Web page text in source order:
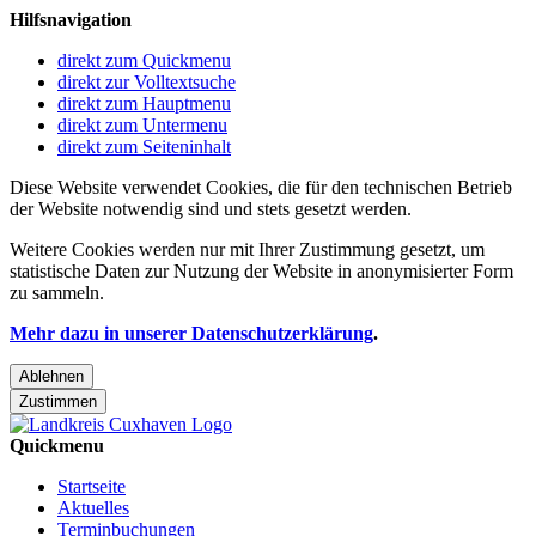
Hilfsnavigation
direkt zum Quickmenu
direkt zur Volltextsuche
direkt zum Hauptmenu
direkt zum Untermenu
direkt zum Seiteninhalt
Diese Website verwendet Cookies, die für den technischen Betrieb
der Website notwendig sind und stets gesetzt werden.
Weitere Cookies werden nur mit Ihrer Zustimmung gesetzt, um
statistische Daten zur Nutzung der Website in anonymisierter Form
zu sammeln.
Mehr dazu in unserer Datenschutzerklärung.
Ablehnen
Zustimmen
Quickmenu
Startseite
Aktuelles
Terminbuchungen